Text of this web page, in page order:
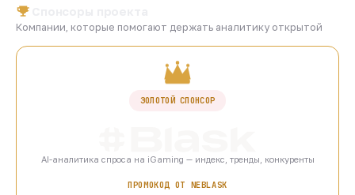
Компании, которые помогают держать аналитику открытой
ЗОЛОТОЙ СПОНСОР
AI-аналитика спроса на iGaming — индекс, тренды, конкуренты
ПРОМОКОД ОТ NEBLASK